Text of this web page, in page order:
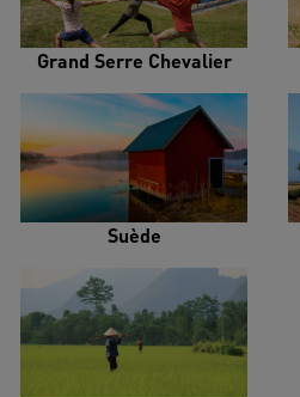
Grand Serre Chevalier
Suède